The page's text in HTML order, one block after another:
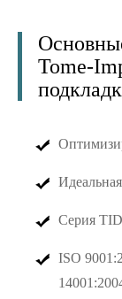
Tome-
Серия TID
ISO